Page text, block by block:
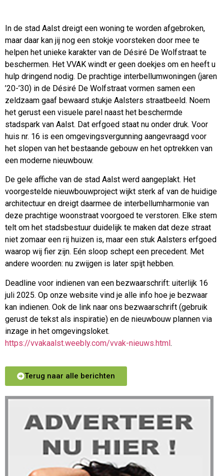
In de stad Aalst dreigt een woning te worden afgebroken,
maar daar kan jij nog een stokje voorsteken door mee te
helpen het unieke karakter van de Désiré De Wolfstraat te
beschermen. Het VVAK windt er geen doekjes om en heeft u
hulp dringend nodig. De prachtige interbellumwoningen (jaren
’20-’30) in de Désiré De Wolfstraat vormen samen een
zeldzaam gaaf bewaard stukje Aalsters straatbeeld. Noem
het gerust een visuele parel naast het beschermde
stadspark van Aalst. Dat erfgoed staat nu onder druk. Voor
huis nr. 16 is een omgevingsvergunning aangevraagd voor
het slopen van het bestaande gebouw en het optrekken van
een moderne nieuwbouw.
De gele affiche van de stad Aalst werd aangeplakt. Het
voorgestelde nieuwbouwproject wijkt sterk af van de huidige
architectuur en dreigt daarmee de interbellumharmonie van
deze prachtige woonstraat voorgoed te verstoren. Elke stem
telt om het stadsbestuur duidelijk te maken dat deze straat
niet zomaar een rij huizen is, maar een stuk Aalsters erfgoed
waarop wij fier zijn. Eén sloop schept een precedent. Met
andere woorden: nu zwijgen is later spijt hebben.
Deadline voor indienen van een bezwaarschrift: uiterlijk 16
juli 2025. Op onze website vind je alle info hoe je bezwaar
kan indienen. Ook de link naar ons bezwaarschrift (gebruik
gerust de tekst als inspiratie) en de nieuwbouw plannen via
inzage in het omgevingsloket.
https://vvakaalst.weebly.com/vvak-nieuws.html.
Terug naar alle berichten